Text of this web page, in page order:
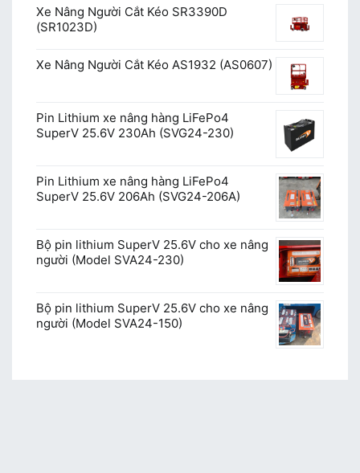
Xe Nâng Người Cắt Kéo SR3390D
(SR1023D)
Xe Nâng Người Cắt Kéo AS1932 (AS0607)
Pin Lithium xe nâng hàng LiFePo4
SuperV 25.6V 230Ah (SVG24-230)
Pin Lithium xe nâng hàng LiFePo4
SuperV 25.6V 206Ah (SVG24-206A)
Bộ pin lithium SuperV 25.6V cho xe nâng
người (Model SVA24-230)
Bộ pin lithium SuperV 25.6V cho xe nâng
người (Model SVA24-150)